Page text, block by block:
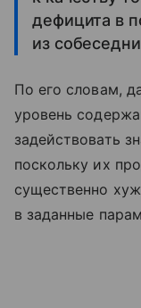
дефицита в
из
По его словам,
уровень
задействовать
поскольку их
существенно
в заданные